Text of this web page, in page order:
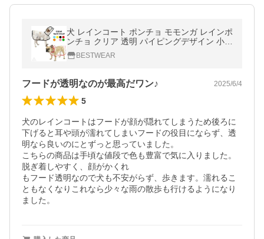
犬 レインコート ポンチョ モモンガ レインポ
ンチョ クリア 透明 パイピングデザイン 小型
犬 中型犬 大型犬 雨 散歩 おしゃれ かわいい
KM826T
BESTWEAR
フードが透明なのが最高だワン♪ 2025/6/4
5
犬のレインコートはフードが顔が隠れてしまうため後ろに
下げると耳や頭が濡れてしまいフードの役目にならず、透
明なら良いのにとずっと思っていました。
こちらの商品は手頃な値段で色も豊富で気に入りました。
脱ぎ着しやすく、顔がかくれ
もフード透明なので犬も不安がらず、歩きます。濡れるこ
ともなくなりこれなら少々な雨の散歩も行けるようになり